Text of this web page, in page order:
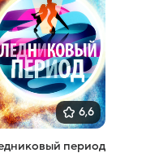
6,6
период